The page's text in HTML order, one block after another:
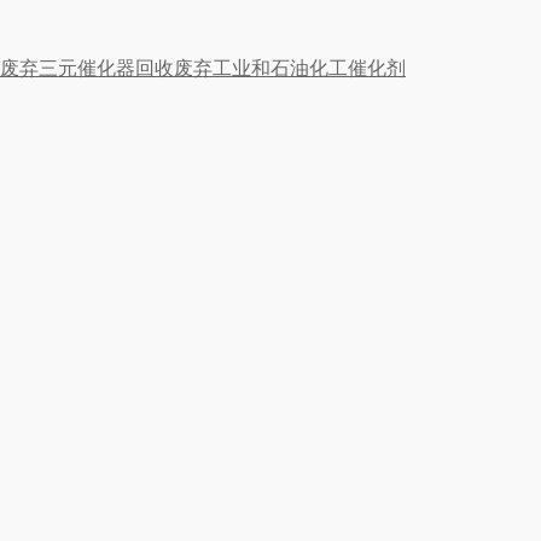
弃三元催化器回收废弃工业和石油化工催化剂